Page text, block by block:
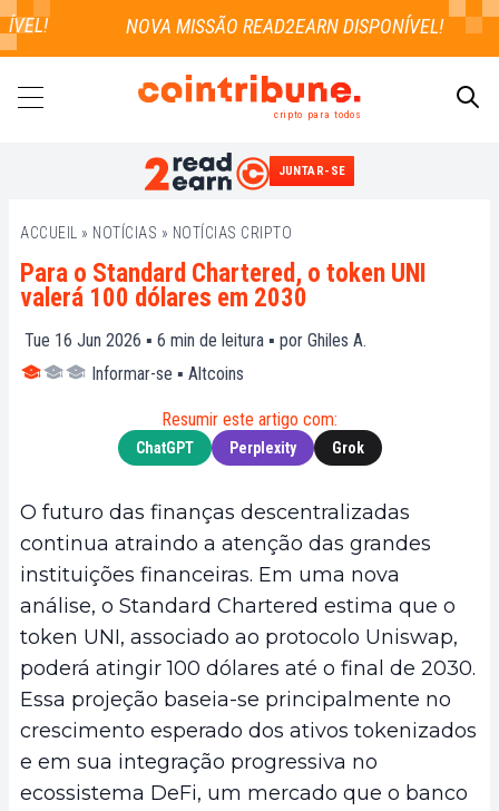
cripto para todos
JUNTAR-SE
ACCUEIL » NOTÍCIAS » NOTÍCIAS CRIPTO
Para o Standard Chartered, o token UNI
valerá 100 dólares em 2030
Tue 16 Jun 2026 ▪ 6 min de leitura ▪ por Ghiles A.
Informar-se ▪ Altcoins
Resumir este artigo com:
ChatGPT Perplexity Grok
O futuro das finanças descentralizadas
continua atraindo a atenção das grandes
instituições financeiras. Em uma nova
análise, o Standard Chartered estima que o
token UNI, associado ao protocolo Uniswap,
poderá atingir 100 dólares até o final de 2030.
Essa projeção baseia-se principalmente no
crescimento esperado dos ativos tokenizados
e em sua integração progressiva no
ecossistema DeFi, um mercado que o banco